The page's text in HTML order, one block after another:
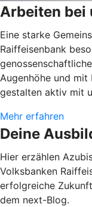
Arbeiten bei
Eine starke
Raiffeisenbank
Augenhöhe und mit
gestalten aktiv mit
Mehr erfahren
Deine
Hier erzählen
Volksbanken
erfolgreiche
dem next-Blog.